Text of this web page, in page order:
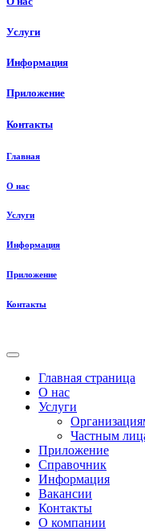
Услуги
Информация
Приложение
Контакты
Главная
О нас
Услуги
Информация
Приложение
Контакты
Главная страница
О нас
Услуги
Частным
Приложение
Справочник
Информация
Вакансии
Контакты
О компании